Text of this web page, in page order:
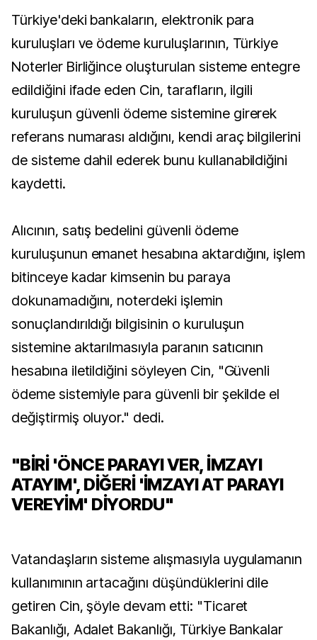
Türkiye'deki bankaların, elektronik para
kuruluşları ve ödeme kuruluşlarının, Türkiye
Noterler Birliğince oluşturulan sisteme entegre
edildiğini ifade eden Cin, tarafların, ilgili
kuruluşun güvenli ödeme sistemine girerek
referans numarası aldığını, kendi araç bilgilerini
de sisteme dahil ederek bunu kullanabildiğini
kaydetti.
Alıcının, satış bedelini güvenli ödeme
kuruluşunun emanet hesabına aktardığını, işlem
bitinceye kadar kimsenin bu paraya
dokunamadığını, noterdeki işlemin
sonuçlandırıldığı bilgisinin o kuruluşun
sistemine aktarılmasıyla paranın satıcının
hesabına iletildiğini söyleyen Cin, "Güvenli
ödeme sistemiyle para güvenli bir şekilde el
değiştirmiş oluyor." dedi.
"BİRİ 'ÖNCE PARAYI VER, İMZAYI
ATAYIM', DİĞERİ 'İMZAYI AT PARAYI
VEREYİM' DİYORDU"
Vatandaşların sisteme alışmasıyla uygulamanın
kullanımının artacağını düşündüklerini dile
getiren Cin, şöyle devam etti: "Ticaret
Bakanlığı, Adalet Bakanlığı, Türkiye Bankalar